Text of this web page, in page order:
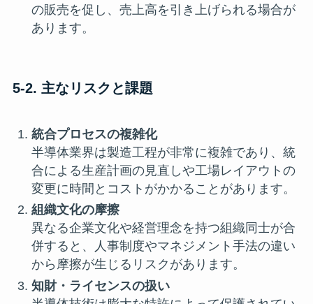
の販売を促し、売上高を引き上げられる場合が
あります。
5-2. 主なリスクと課題
統合プロセスの複雑化
半導体業界は製造工程が非常に複雑であり、統
合による生産計画の見直しや工場レイアウトの
変更に時間とコストがかかることがあります。
組織文化の摩擦
異なる企業文化や経営理念を持つ組織同士が合
併すると、人事制度やマネジメント手法の違い
から摩擦が生じるリスクがあります。
知財・ライセンスの扱い